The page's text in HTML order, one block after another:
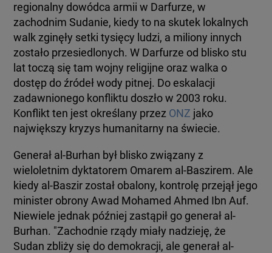
regionalny dowódca armii w Darfurze, w
zachodnim Sudanie, kiedy to na skutek lokalnych
walk zginęły setki tysięcy ludzi, a miliony innych
zostało przesiedlonych. W Darfurze od blisko stu
lat toczą się tam wojny religijne oraz walka o
dostęp do źródeł wody pitnej. Do eskalacji
zadawnionego konfliktu doszło w 2003 roku.
Konflikt ten jest określany przez ONZ jako
największy kryzys humanitarny na świecie.
Generał al-Burhan był blisko związany z
wieloletnim dyktatorem Omarem al-Baszirem. Ale
kiedy al-Baszir został obalony, kontrolę przejął jego
minister obrony Awad Mohamed Ahmed Ibn Auf.
Niewiele jednak później zastąpił go generał al-
Burhan. "Zachodnie rządy miały nadzieję, że
Sudan zbliży się do demokracji, ale generał al-